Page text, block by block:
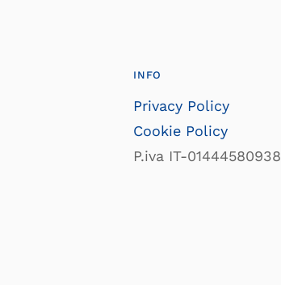
INFO
Privacy Policy
Cookie Policy
P.iva IT-01444580938